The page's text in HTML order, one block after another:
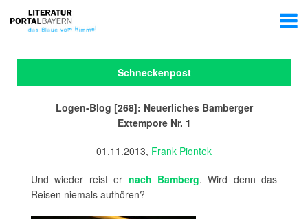
Schneckenpost
Logen-Blog [268]: Neuerliches Bamberger
Extempore Nr. 1
01.11.2013, Frank Piontek
Und wieder reist er nach Bamberg. Wird denn das
Reisen niemals aufhören?